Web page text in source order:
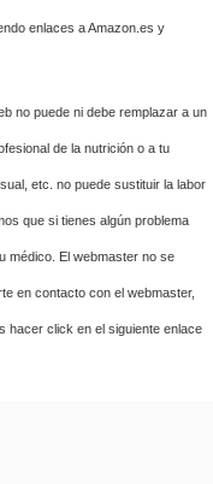
enlaces a Amazon.es y
no puede ni debe remplazar a un
de la nutrición o a tu
etc. no puede sustituir la labor
que si tienes algún problema
médico. El webmaster no se
en contacto con el webmaster,
hacer click en el siguiente enlace